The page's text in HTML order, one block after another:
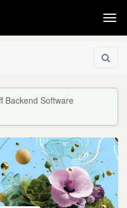
Backend Software